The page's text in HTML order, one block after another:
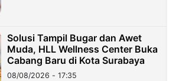
Solusi Tampil Bugar dan Awet
Muda, HLL Wellness Center Buka
Cabang Baru di Kota Surabaya
08/08/2026 - 17:35